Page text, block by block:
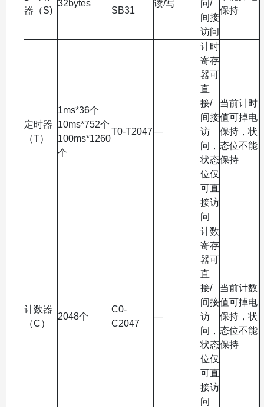
器（S)
32bytes
SB31
读/写
问/
间接
访问
保持
定时器
（T）
1ms*36个
10ms*752个
100ms*1260
个
T0-T2047—
计时
寄存
器可
直
接/
间接
访
问，
状态
位仅
可直
接访
问
当前计时
值可掉电
保持，状
态位不能
保持
计数器
（C）
2048个
C0-
C2047
—
计数
寄存
器可
直
接/
间接
访
问，
状态
位仅
可直
接访
问
当前计数
值可掉电
保持，状
态位不能
保持